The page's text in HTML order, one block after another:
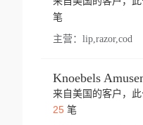
笔
主营： lip,razor,cod
来自美国的客户，
25笔